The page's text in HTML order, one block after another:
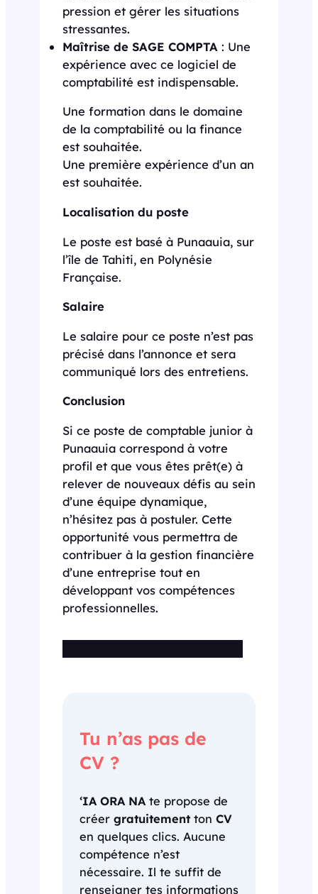
pression et gérer les situations
stressantes.
Maîtrise de SAGE COMPTA : Une
expérience avec ce logiciel de
comptabilité est indispensable.
Une formation dans le domaine
de la comptabilité ou la finance
est souhaitée.
Une première expérience d’un an
est souhaitée.
Localisation du poste
Le poste est basé à Punaauia, sur
l’île de Tahiti, en Polynésie
Française.
Salaire
Le salaire pour ce poste n’est pas
précisé dans l’annonce et sera
communiqué lors des entretiens.
Conclusion
Si ce poste de comptable junior à
Punaauia correspond à votre
profil et que vous êtes prêt(e) à
relever de nouveaux défis au sein
d’une équipe dynamique,
n’hésitez pas à postuler. Cette
opportunité vous permettra de
contribuer à la gestion financière
d’une entreprise tout en
développant vos compétences
professionnelles.
Tu n’as pas de
CV ?
‘IA ORA NA te propose de
créer gratuitementton CV
en quelques clics. Aucune
compétence n’est
nécessaire. Il te suffit de
renseigner tes informations